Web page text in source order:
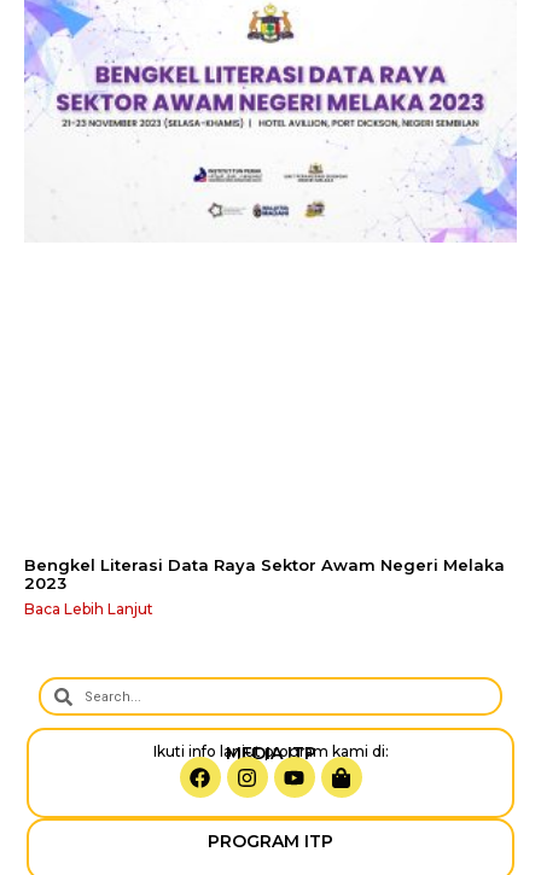
Bengkel Literasi Data Raya Sektor Awam Negeri Melaka
2023
Baca Lebih Lanjut
MEDIA ITP
Ikuti info lanjut program kami di:
PROGRAM ITP